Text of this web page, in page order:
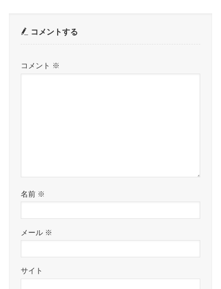
コメントする
コメント ※
名前 ※
メール ※
サイト